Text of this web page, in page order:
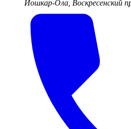
Йошкар-Ола, Воскресенский